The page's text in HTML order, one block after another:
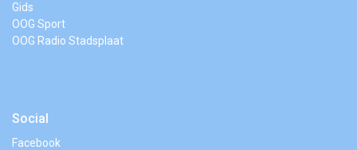
Gids
OOG Sport
OOG Radio Stadsplaat
Social
Facebook